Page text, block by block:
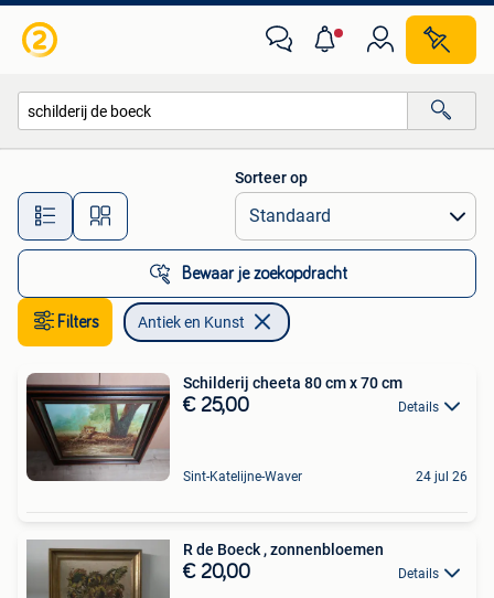
Alle afstanden…
Sorteer op
Bewaar je zoekopdracht
Filters Antiek en Kunst
Schilderij cheeta 80 cm x 70 cm
€ 25,00 Details
Sint-Katelijne-Waver 24 jul 26
R de Boeck , zonnenbloemen
€ 20,00 Details